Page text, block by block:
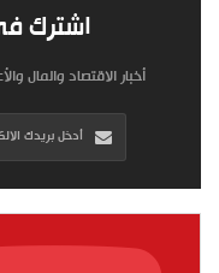
اشترك
أخبار الاقتصاد والمال